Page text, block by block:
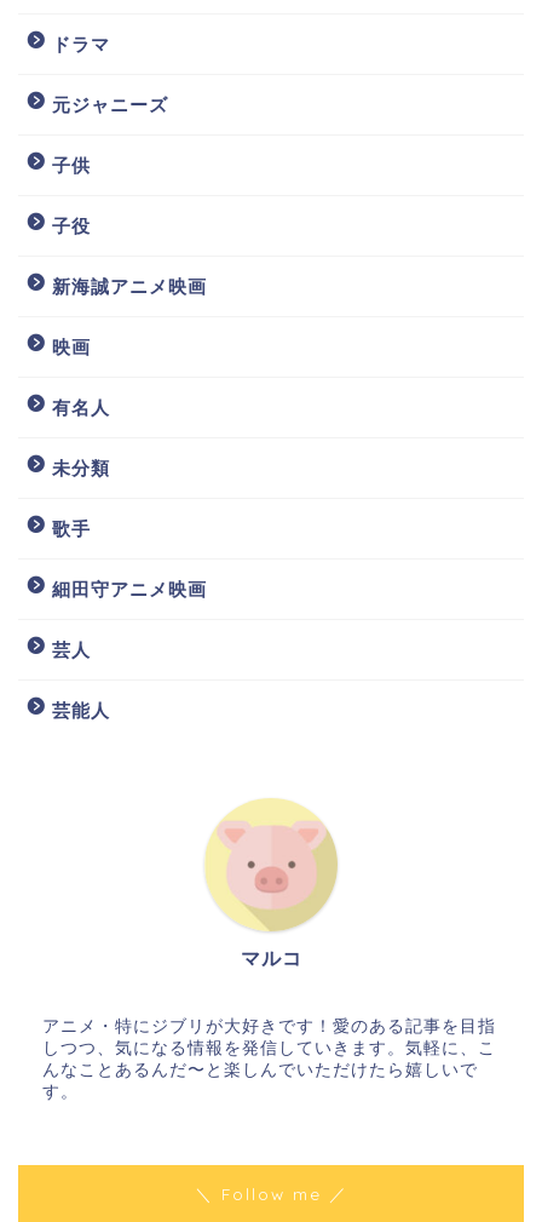
ドラマ
元ジャニーズ
子供
子役
新海誠アニメ映画
映画
有名人
未分類
歌手
細田守アニメ映画
芸人
芸能人
マルコ
アニメ・特にジブリが大好きです！愛のある記事を目指
しつつ、気になる情報を発信していきます。気軽に、こ
んなことあるんだ〜と楽しんでいただけたら嬉しいで
す。
＼ Follow me ／